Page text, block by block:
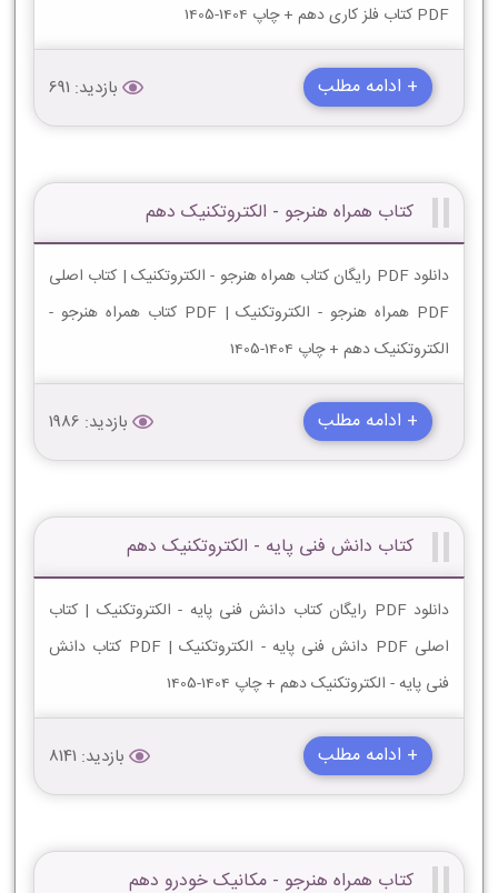
PDF کتاب فلز کاری دهم + چاپ 1404-1405
+ ادامه مطلب بازدید: 691
کتاب همراه هنرجو - الکتروتکنیک دهم
دانلود PDF رایگان کتاب همراه هنرجو - الکتروتکنیک | کتاب اصلی
PDF همراه هنرجو - الکتروتکنیک | PDF کتاب همراه هنرجو -
الکتروتکنیک دهم + چاپ 1404-1405
+ ادامه مطلب بازدید: 1986
کتاب دانش فنی پایه - الکتروتکنیک دهم
دانلود PDF رایگان کتاب دانش فنی پایه - الکتروتکنیک | کتاب
اصلی PDF دانش فنی پایه - الکتروتکنیک | PDF کتاب دانش
فنی پایه - الکتروتکنیک دهم + چاپ 1404-1405
+ ادامه مطلب بازدید: 8141
کتاب همراه هنرجو - مکانیک خودرو دهم